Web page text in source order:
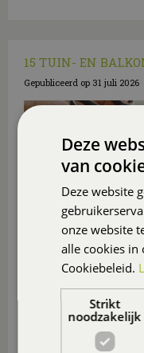
15 TUIN- EN
Gepubliceerd op 31 juli 2026
Wij geven je15
Deze
van
Deze website
onze website
alle cookies in
Cookiebeleid.
Strikt
noodzakelijk